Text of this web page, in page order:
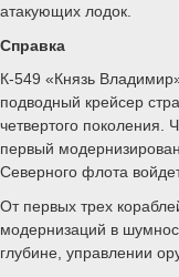
атакующих лодок.
Справка
К-549 «Князь
подводный крейсер
четвертого поколения.
первый
Северного флота
От первых трех
модернизаций в
глубине, управлении